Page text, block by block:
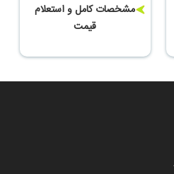
مشخصات کامل و استعلام
قیمت